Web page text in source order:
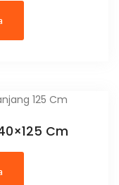
Cm